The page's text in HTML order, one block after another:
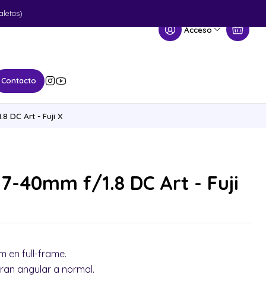
Acceso
Contacto
DC Art - Fuji X
40mm f/1.8 DC Art - Fuji
en full-frame.
angular a normal.